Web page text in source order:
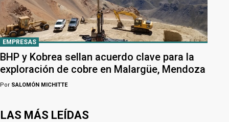
EMPRESAS
BHP y Kobrea sellan acuerdo clave para la
exploración de cobre en Malargüe, Mendoza
Por SALOMÓN MICHITTE
LAS MÁS LEÍDAS